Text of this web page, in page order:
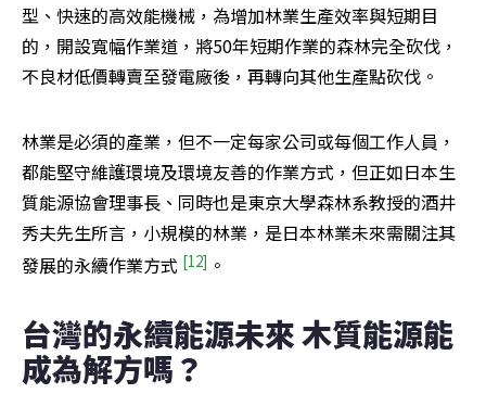
型、快速的高效能機械，為增加林業生產效率與短期目
的，開設寬幅作業道，將50年短期作業的森林完全砍伐，
不良材低價轉賣至發電廠後，再轉向其他生產點砍伐。
林業是必須的產業，但不一定每家公司或每個工作人員，
都能堅守維護環境及環境友善的作業方式，但正如日本生
質能源協會理事長、同時也是東京大學森林系教授的酒井
秀夫先生所言，小規模的林業，是日本林業未來需關注其
發展的永續作業方式 [12] 。
台灣的永續能源未來 木質能源能
成為解方嗎？